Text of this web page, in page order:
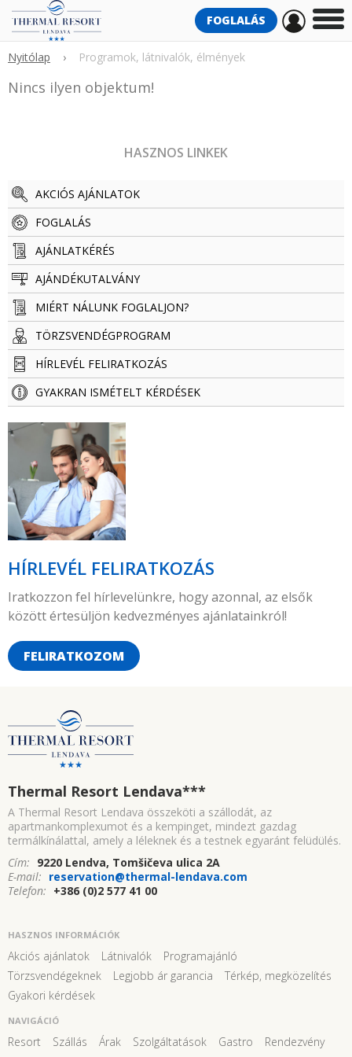
FOGLALÁS
Nyitólap › Programok, látnivalók, élmények
Nincs ilyen objektum!
HASZNOS LINKEK
AKCIÓS AJÁNLATOK
FOGLALÁS
AJÁNLATKÉRÉS
AJÁNDÉKUTALVÁNY
MIÉRT NÁLUNK FOGLALJON?
TÖRZSVENDÉG­­­­PROGRAM
HÍRLEVÉL FELIRATKOZÁS
GYAKRAN ISMÉTELT KÉRDÉSEK
HÍRLEVÉL FELIRATKOZÁS
Iratkozzon fel hírlevelünkre, hogy azonnal, az elsők
között értesüljön kedvezményes ajánlatainkról!
FELIRATKOZOM
Thermal Resort Lendava***
A Thermal Resort Lendava összeköti a szállodát, az
apartmankomplexumot és a kempinget, mindezt gazdag
termálkínálattal, amely a léleknek és a testnek egyaránt felüdülés.
Cím: 9220 Lendva, Tomšičeva ulica 2A
E-mail: reservation@thermal-lendava.com
Telefon: +386 (0)2 577 41 00
HASZNOS INFORMÁCIÓK
Akciós ajánlatok Látnivalók
Programajánló
Törzsvendégeknek
Legjobb ár garancia
Térkép, megközelítés
Gyakori kérdések
NAVIGÁCIÓ
Resort Szállás Árak Szolgáltatások Gastro
Rendezvény